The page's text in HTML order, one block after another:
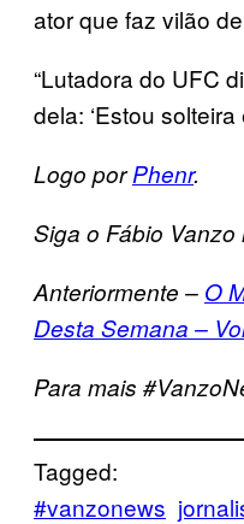
ator que faz vilão
“Lutadora do UFC
dela: ‘Estou solteira
Logo porPhenr.
Siga o Fábio Vanzo
Anteriormente – O
Desta Semana –
Para mais
Tagged:
#vanzonews